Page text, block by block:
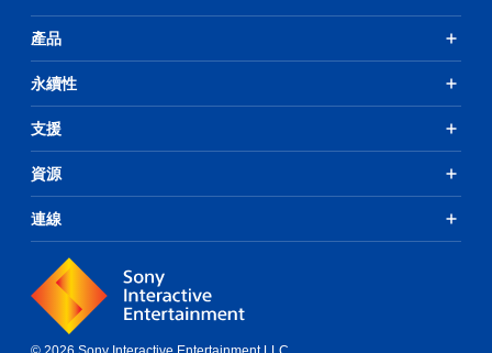
產品
永續性
支援
資源
連線